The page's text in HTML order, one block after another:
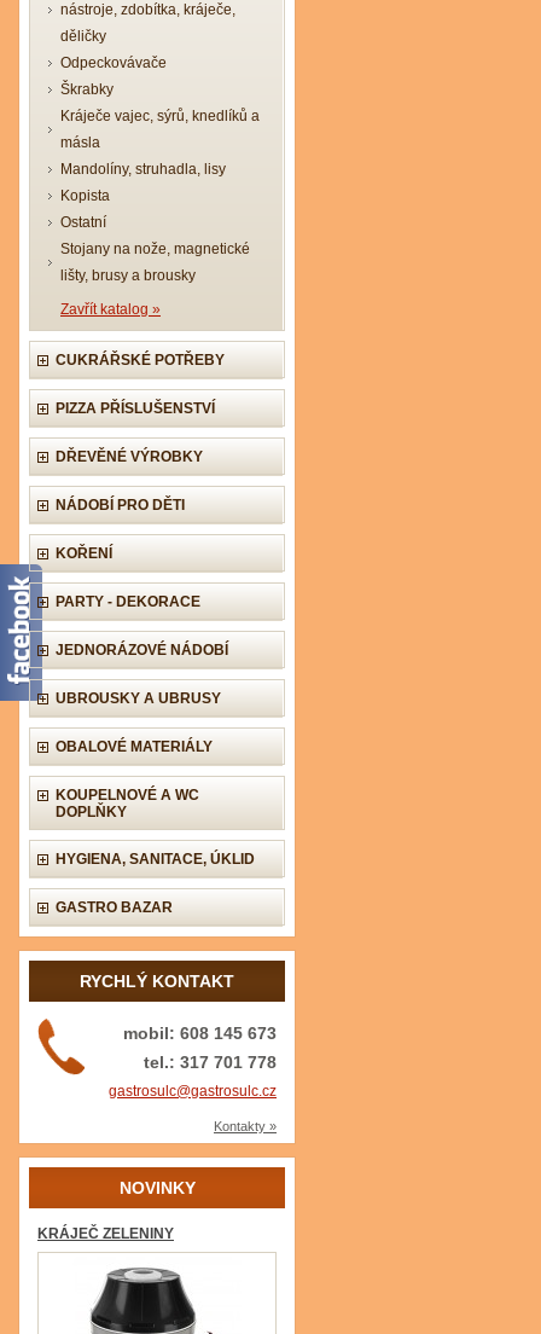
nástroje, zdobítka, kráječe,
děličky
Odpeckovávače
Škrabky
Kráječe vajec, sýrů, knedlíků a
másla
Mandolíny, struhadla, lisy
Kopista
Ostatní
Stojany na nože, magnetické
lišty, brusy a brousky
Zavřít katalog »
CUKRÁŘSKÉ POTŘEBY
PIZZA PŘÍSLUŠENSTVÍ
DŘEVĚNÉ VÝROBKY
NÁDOBÍ PRO DĚTI
KOŘENÍ
PARTY - DEKORACE
JEDNORÁZOVÉ NÁDOBÍ
UBROUSKY A UBRUSY
OBALOVÉ MATERIÁLY
KOUPELNOVÉ A WC
DOPLŇKY
HYGIENA, SANITACE, ÚKLID
GASTRO BAZAR
RYCHLÝ KONTAKT
mobil: 608 145 673
tel.: 317 701 778
gastrosulc@gastrosulc.cz
Kontakty »
NOVINKY
KRÁJEČ ZELENINY